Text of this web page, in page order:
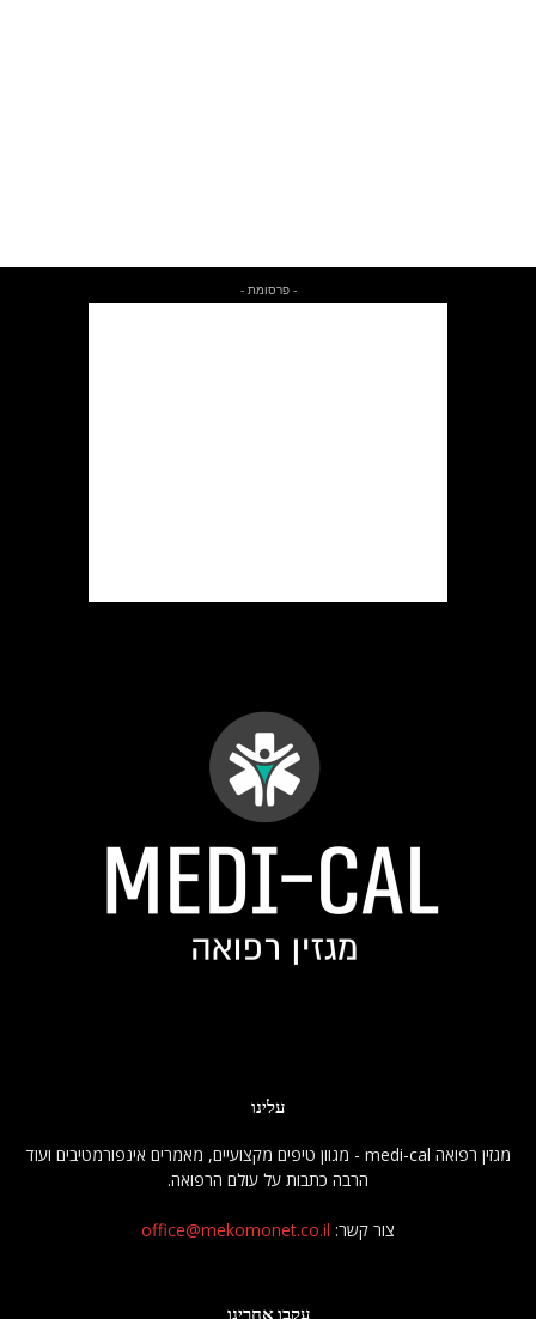
- פרסומת -
עלינו
מגזין רפואה medi-cal - מגוון טיפים מקצועיים, מאמרים אינפורמטיבים ועוד
הרבה כתבות על עולם הרפואה.
צור קשר: office@mekomonet.co.il
עקבו אחרינו